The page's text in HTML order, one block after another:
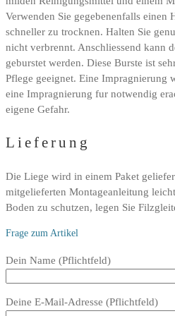
Verwenden Sie gegebenenfalls einen
schneller zu trocknen. Halten Sie
nicht verbrennt. Anschliessend kann
geburstet werden. Diese Burste ist
Pflege geeignet. Eine Impragnierung
eine Impragnierung fur notwendig
eigene Gefahr.
Lieferung
Die Liege wird in einem Paket
mitgelieferten Montageanleitung
Boden zu schutzen, legen Sie
Frage zum Artikel
Bitte
Feld
Dein Name (Pflichtfeld)
Deine E-Mail-Adresse (Pflichtfeld)